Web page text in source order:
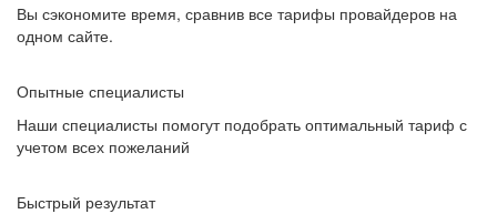
Вы сэкономите время, сравнив все тарифы провайдеров на
одном сайте.
Опытные специалисты
Наши специалисты помогут подобрать оптимальный тариф с
учетом всех пожеланий
Быстрый результат